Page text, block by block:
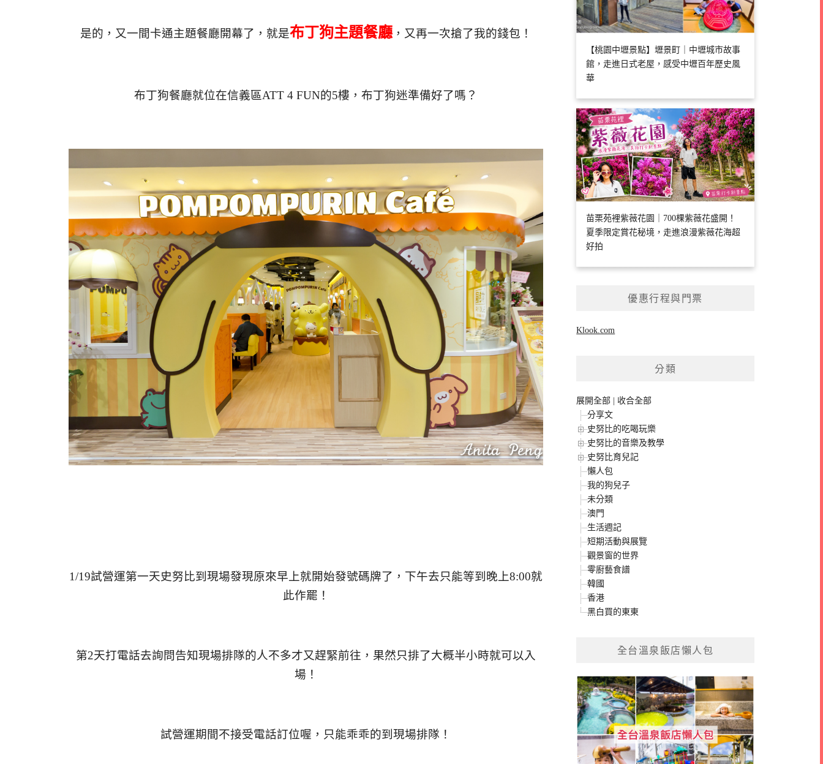
是的，又一間卡通主題餐廳開幕了，就是布丁狗主題餐廳，又再一次搶了我的錢包！
布丁狗餐廳就位在信義區ATT 4 FUN的5樓，布丁狗迷準備好了嗎？
1/19試營運第一天史努比到現場發現原來早上就開始發號碼牌了，下午去只能等到晚上8:00就
此作罷！
第2天打電話去詢問告知現場排隊的人不多才又趕緊前往，果然只排了大概半小時就可以入
場！
試營運期間不接受電話訂位喔，只能乖乖的到現場排隊！
【桃園中壢景點】壢景町｜中壢城市故事
館，走進日式老屋，感受中壢百年歷史風
華
苗栗苑裡紫薇花園｜700棵紫薇花盛開！
夏季限定賞花秘境，走進浪漫紫薇花海超
好拍
優惠行程與門票
Klook.com
分類
展開全部
收合全部
分享文
史努比的吃喝玩樂
史努比的音樂及教學
史努比育兒記
懶人包
我的狗兒子
未分類
澳門
生活週記
短期活動與展覽
觀景窗的世界
零廚藝食譜
韓國
香港
黑白買的東東
全台溫泉飯店懶人包